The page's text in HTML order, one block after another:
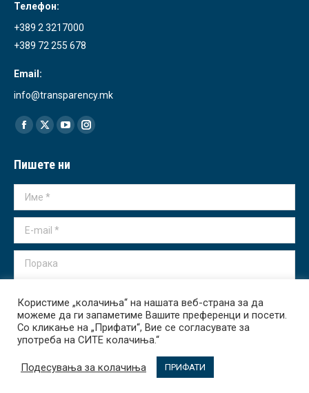
Телефон:
+389 2 3217000
+389 72 255 678
Email:
info@transparency.mk
Find us on:
Facebook
opens
in
new
X
opens
in
YouTube
opens
in
Instagram
in
Пишете ни
Име *
E-mail *
Порака
Испрати
Користиме „колачиња“ на нашата веб-страна за да
можеме да ги запаметиме Вашите преференци и посети.
Со кликање на „Прифати“, Вие се согласувате за
употреба на СИТЕ колачиња.“
Подесувања за колачиња ПРИФАТИ